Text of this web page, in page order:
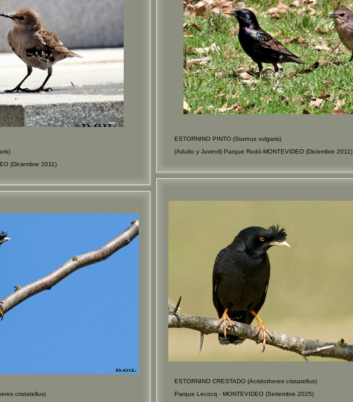
ESTORNINO PINTO (Sturnus vulgaris)
(Adulto y Juvenil) Parque Rodó-MONTEVIDEO (Diciembre 2011)
(Diciembre 2011)
ESTORNINO CRESTADO (Acridotheres cristatellus)
Parque Lecocq - MONTEVIDEO (Setiembre 2025)
cristatellus)